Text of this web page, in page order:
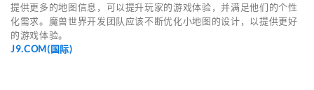
提供更多的地图信息，可以提升玩家的游戏体验，并满足他们的个性
化需求。魔兽世界开发团队应该不断优化小地图的设计，以提供更好
的游戏体验。
J9.COM(国际)